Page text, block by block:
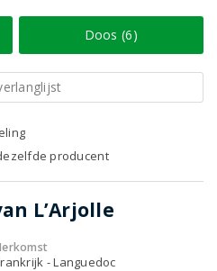
Doos (6)
producent
L’Arjolle
- Languedoc